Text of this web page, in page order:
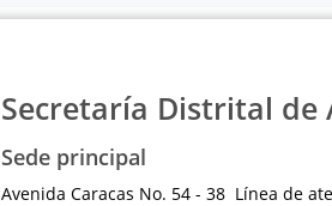
Secretaría Distrital de
Sede principal
Avenida Caracas No. 54 - 38 Línea de